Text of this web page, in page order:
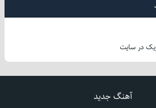
در سایت
آهنگ جدید